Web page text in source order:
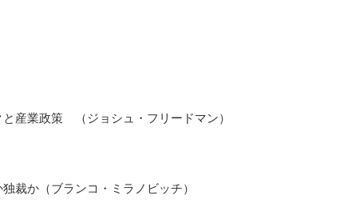
産業政策 （ジョシュ・フリードマン）
か（ブランコ・ミラノビッチ）